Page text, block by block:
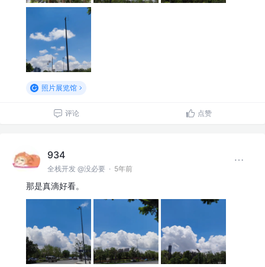
照片展览馆
评论 点赞
934
全栈开发 @没必要 · 5年前
那是真滴好看。